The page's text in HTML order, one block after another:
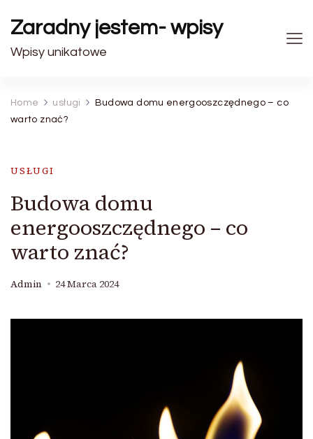
Zaradny jestem- wpisy
Wpisy unikatowe
Home usługi
Budowa domu energooszczędnego – co
warto znać?
USŁUGI
Budowa domu
energooszczędnego – co
warto znać?
Admin 24 Marca 2024